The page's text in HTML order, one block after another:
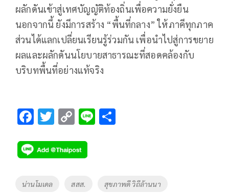
ผลักดันเข้าสู่เทศบัญญัติท้องถิ่นเพื่อความยั่งยืน
นอกจากนี้ ยังมีการสร้าง “พื้นที่กลาง” ให้ภาคีทุกภาค
ส่วนได้แลกเปลี่ยนเรียนรู้ร่วมกัน เพื่อนำไปสู่การขยาย
ผลและผลักดันนโยบายสาธารณะที่สอดคล้องกับ
บริบทพื้นที่อย่างแท้จริง
F
e
b
o
T
tt
er
C
p
y
Li
Li
Tags
น่านโมเดล สสส. สุขภาพดี วิถีล้านนา